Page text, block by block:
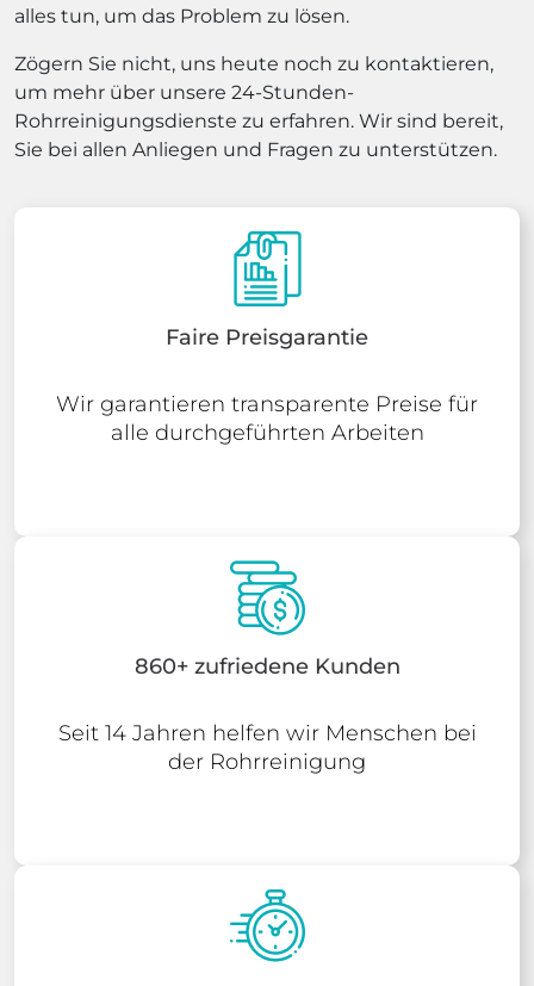
alles tun, um das Problem zu lösen.
Zögern Sie nicht, uns heute noch zu kontaktieren,
um mehr über unsere 24-Stunden-
Rohrreinigungsdienste zu erfahren. Wir sind bereit,
Sie bei allen Anliegen und Fragen zu unterstützen.
Faire Preisgarantie
Wir garantieren transparente Preise für
alle durchgeführten Arbeiten
860+ zufriedene Kunden
Seit 14 Jahren helfen wir Menschen bei
der Rohrreinigung